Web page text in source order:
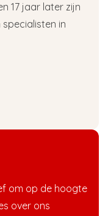
om op de hoogte
over ons
17 jaar later zijn
in